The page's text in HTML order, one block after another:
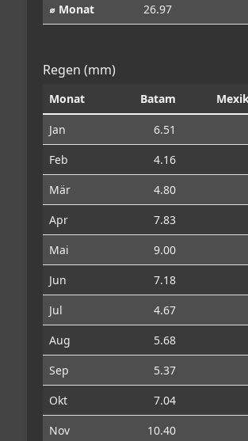
⌀ Monat
26.97
Regen (mm)
Monat Batam
Jan 6.51
Feb
4.16
Mär
4.80
Apr
7.83
Mai
9.00
Jun
7.18
Jul
4.67
Aug
5.68
Sep
5.37
Okt
7.04
Nov
10.40